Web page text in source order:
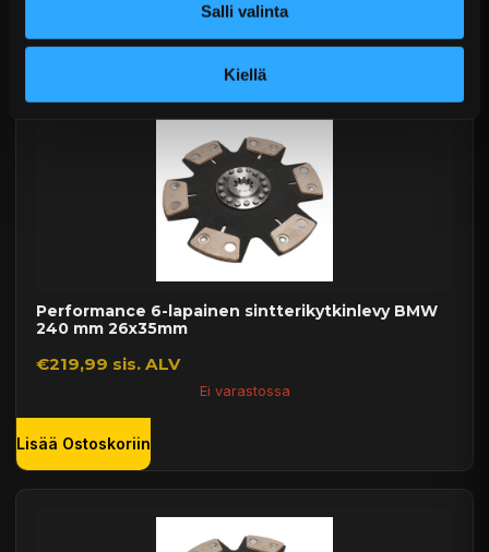
Salli valinta
Kiellä
Lisää Ostoskoriin
Performance 6-lapainen sintterikytkinlevy BMW
240 mm 26x35mm
€219,99 sis. ALV
Ei varastossa
Lisää Ostoskoriin